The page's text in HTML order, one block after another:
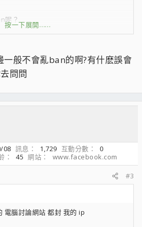
呢？
一樣情況嗎？ 大概北美這邊的ip
按一下展開……
一般不會亂ban的啊?有什麽誤會
問問
08 訊息 1,729 互動分數
0
45 網站
www.facebook.com
#3
電腦討論網站 都封 我的 ip